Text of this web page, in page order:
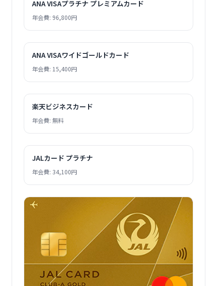
ANA VISAプラチナ プレミアムカード
年会費: 96,800円
ANA VISAワイドゴールドカード
年会費: 15,400円
楽天ビジネスカード
年会費: 無料
JALカード プラチナ
年会費: 34,100円